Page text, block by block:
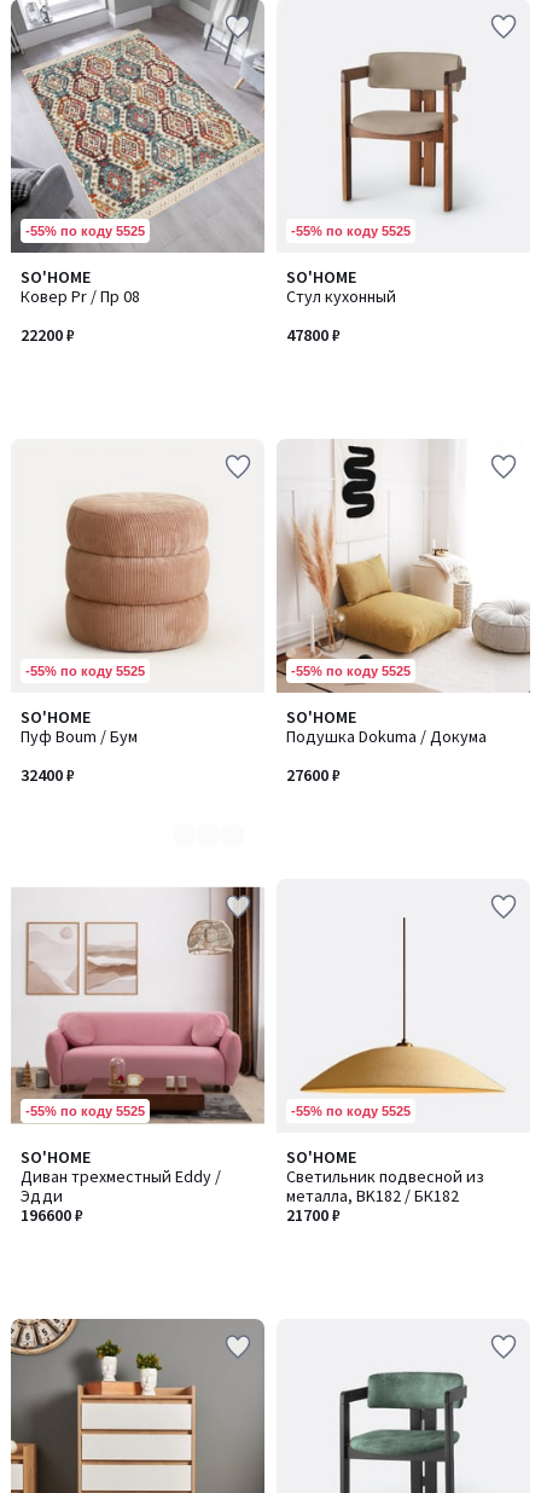
-55% по коду 5525
SO'HOME
Ковер Pr / Пр 08
22200 ₽
-55% по коду 5525
SO'HOME
Стул кухонный
47800 ₽
-55% по коду 5525
SO'HOME
Пуф Boum / Бум
32400 ₽
Количество
цветов:
2
-55% по коду 5525
SO'HOME
Подушка Dokuma / Докума
27600 ₽
-55% по коду 5525
SO'HOME
Диван трехместный Eddy /
Эдди
196600 ₽
-55% по коду 5525
SO'HOME
Светильник подвесной из
металла, BK182 / БК182
21700 ₽